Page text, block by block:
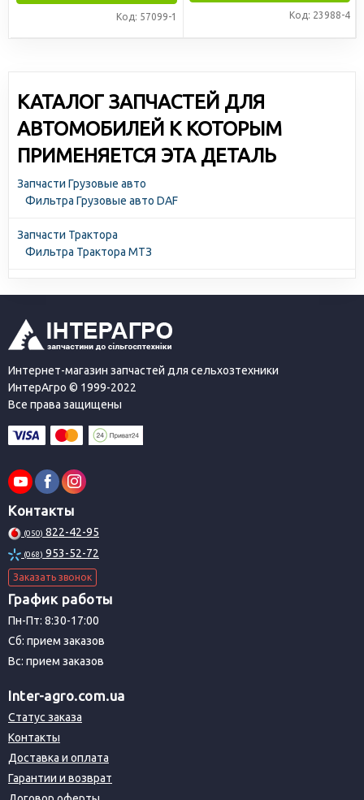
Код: 57099-1 Код: 23988-4
КАТАЛОГ ЗАПЧАСТЕЙ ДЛЯ
АВТОМОБИЛЕЙ К КОТОРЫМ
ПРИМЕНЯЕТСЯ ЭТА ДЕТАЛЬ
Запчасти Грузовые авто
Фильтра Грузовые авто DAF
Запчасти Трактора
Фильтра Трактора МТЗ
Интернет-магазин запчастей для сельхозтехники
ИнтерАгро © 1999-2022
Все права защищены
Контакты
(050) 822-42-95
(068) 953-52-72
Заказать звонок
График работы
Пн-Пт: 8:30-17:00
Сб: прием заказов
Вс: прием заказов
Inter-agro.com.ua
Статус заказа
Контакты
Доставка и оплата
Гарантии и возврат